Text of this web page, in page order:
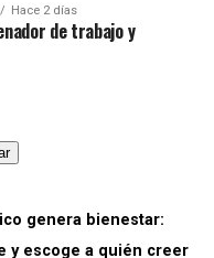
Hace 2 días
de trabajo y
genera bienestar:
y escoge a quién creer